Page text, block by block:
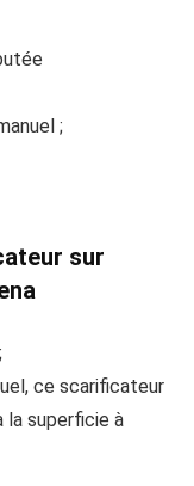
;
sur
ce scarificateur
superficie à